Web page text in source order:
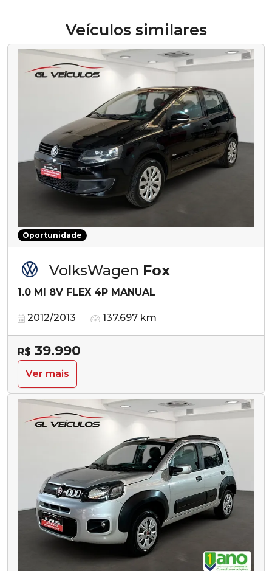
Veículos similares
Oportunidade
VolksWagen Fox
1.0 MI 8V FLEX 4P MANUAL
2012/2013 137.697 km
R$ 39.990
Ver mais